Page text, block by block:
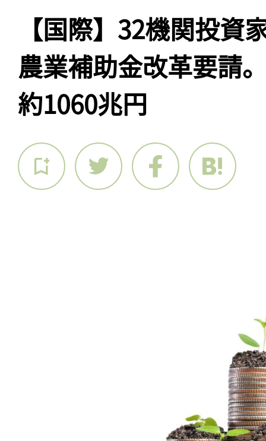
【国際】32機関投資
農業補助金改革要請
約1060兆円